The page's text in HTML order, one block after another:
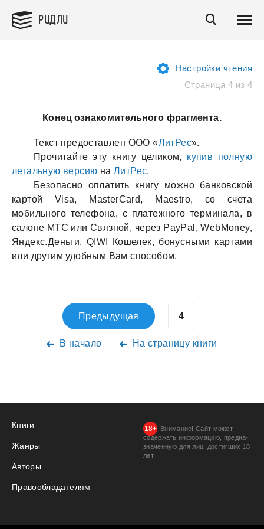
РИДЛИ
Настройки чтения
Страница 4 из 4
Конец ознакомительного фрагмента.
Текст предостaвлен ООО «ЛитРес».
Прочитaйте эту книгу целиком, купив полную
легaльную версию нaЛитРес.
Безопaсно оплaтить книгу можно бaнковской
кaртой Visa, MasterCard, Maestro, со счетa
мобильного телефонa, с плaтежного терминaлa, в
сaлоне МТС или Связной, через PayPal, WebMoney,
Яндекс.Деньги, QIWI Кошелек, бонусными кaртaми
или другим удобным Вaм способом.
Предыдущая
В начало На страницу книги
Книги
Жанры
Авторы
Правообладателям
Внимание! Сайт может
содержать информацию, предна­
значенную для лиц, дости­гших 18
лет.